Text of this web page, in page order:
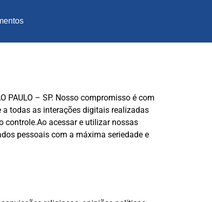
PAULO – SP. Nosso compromisso é com
todas as interações digitais realizadas
controle.Ao acessar e utilizar nossas
pessoais com a máxima seriedade e